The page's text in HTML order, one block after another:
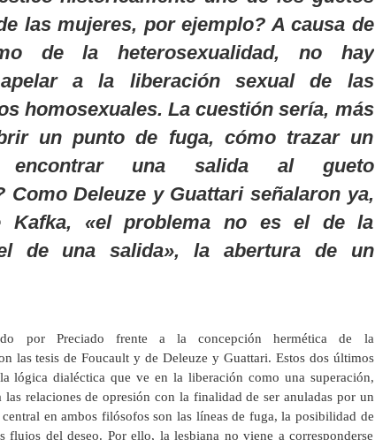
las mujeres, por ejemplo? A causa de
de la heterosexualidad, no hay
a la liberación sexual de las
homosexuales. La cuestión sería, más
un punto de fuga, cómo trazar un
encontrar una salida al gueto
Como Deleuze y Guattari señalaron ya,
Kafka, «el problema no es el de la
de una salida», la abertura de un
por Preciado frente a la concepción hermética de la
las tesis de Foucault y de Deleuze y Guattari. Estos dos últimos
lógica dialéctica que ve en la liberación como una superación,
relaciones de opresión con la finalidad de ser anuladas por un
en ambos filósofos son las líneas de fuga, la posibilidad de
flujos del deseo. Por ello, la lesbiana no viene a corresponderse